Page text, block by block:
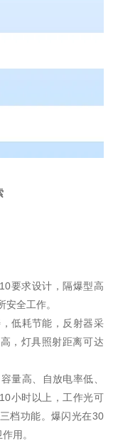
要求设计，隔爆型高
全工作。
低耗节能，反射器采
，灯具照射距离可达
量高、自放电率低、
小时以上，工作光可
档功能。爆闪光在30
用。